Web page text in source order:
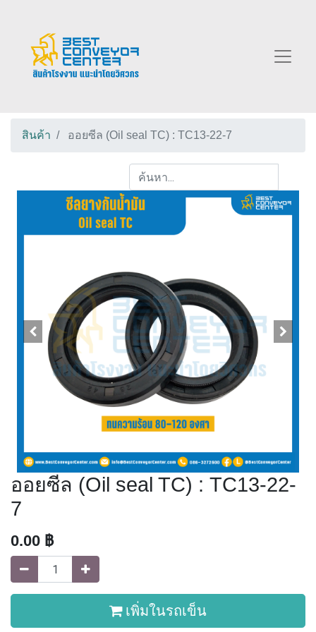
สินค้า ออยซีล (Oil seal TC) : TC13-22-7
ออยซีล (Oil seal TC) : TC13-22-
7
0.00 ฿
เพิ่มในรถเข็น